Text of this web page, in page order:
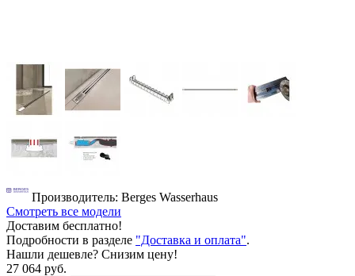
Производитель: Berges Wasserhaus
Смотреть все модели
Доставим бесплатно!
Подробности в разделе "Доставка и оплата".
Нашли дешевле? Снизим цену!
27 064 руб.